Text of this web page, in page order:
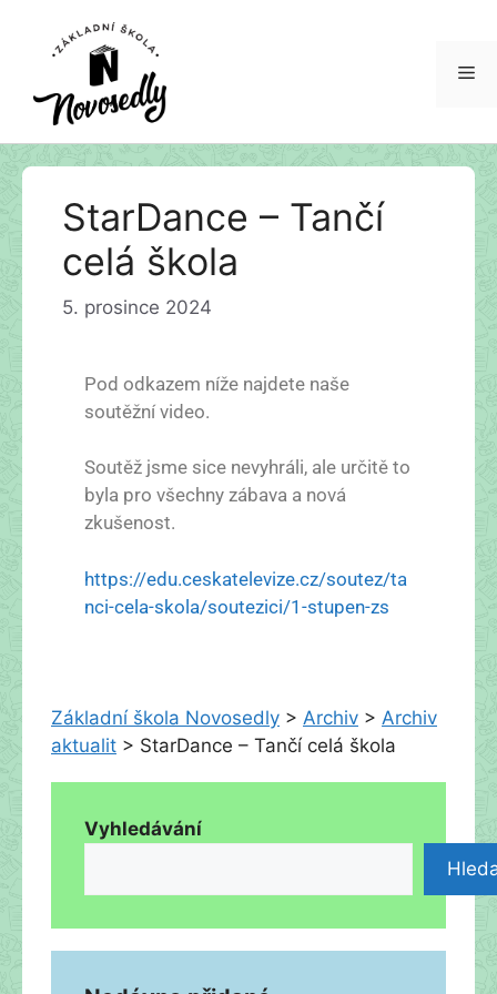
StarDance – Tančí
celá škola
5. prosince 2024
Pod odkazem níže najdete naše
soutěžní video.
Soutěž jsme sice nevyhráli, ale určitě to
byla pro všechny zábava a nová
zkušenost.
https://edu.ceskatelevize.cz/soutez/ta
nci-cela-skola/soutezici/1-stupen-zs
Základní škola Novosedly > Archiv > Archiv
aktualit > StarDance – Tančí celá škola
Vyhledávání